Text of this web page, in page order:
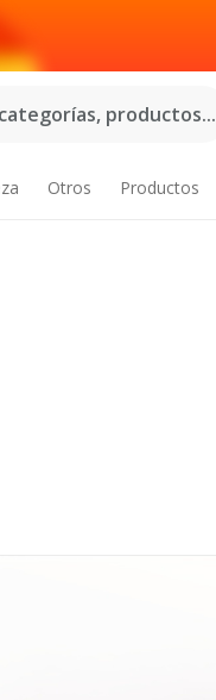
productos...
Otros Productos